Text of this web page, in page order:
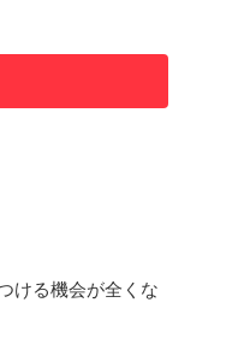
ける機会が全くな